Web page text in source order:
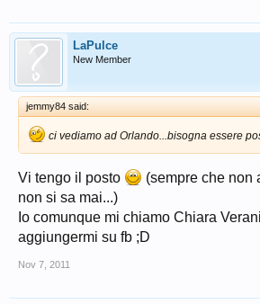
LaPulce
New Member
jemmy84 said:
ci vediamo ad Orlando...bisogna essere
Vi tengo il posto
(sempre che non
non si sa mai...)
Io comunque mi chiamo Chiara
aggiungermi su fb ;D
Nov 7, 2011